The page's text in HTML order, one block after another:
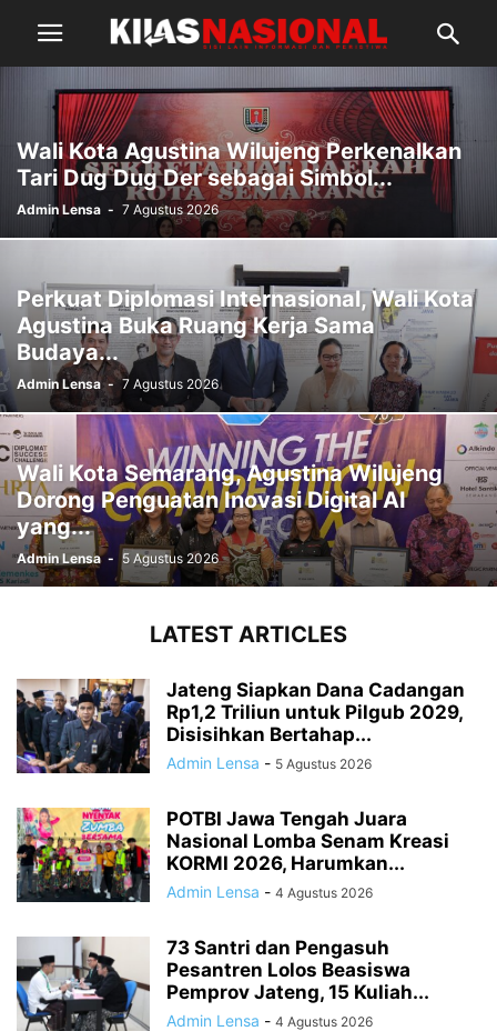
Wali Kota Agustina Wilujeng Perkenalkan
Tari Dug Dug Der sebagai Simbol...
Admin Lensa - 7 Agustus 2026
Perkuat Diplomasi Internasional, Wali Kota
Agustina Buka Ruang Kerja Sama
Budaya...
Admin Lensa - 7 Agustus 2026
Wali Kota Semarang, Agustina Wilujeng
Dorong Penguatan Inovasi Digital AI
yang...
Admin Lensa - 5 Agustus 2026
LATEST ARTICLES
Jateng Siapkan Dana Cadangan
Rp1,2 Triliun untuk Pilgub 2029,
Disisihkan Bertahap...
Admin Lensa - 5 Agustus 2026
POTBI Jawa Tengah Juara
Nasional Lomba Senam Kreasi
KORMI 2026, Harumkan...
Admin Lensa - 4 Agustus 2026
73 Santri dan Pengasuh
Pesantren Lolos Beasiswa
Pemprov Jateng, 15 Kuliah...
Admin Lensa - 4 Agustus 2026